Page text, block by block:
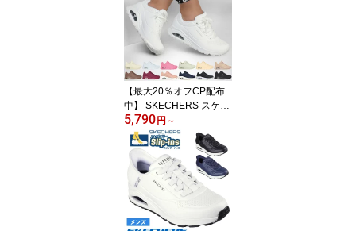
ウノ スタンド オン エア
UNO STAND ON AIR ス
トリート 普通幅 カジュ
アル 紐靴
【最大20％オフCP配布
中】 SKECHERS スケッ
チャーズ uno レディース
スニーカー 厚底 シュー
ズ エアクッション 7369
0 ウノ スタンド オン エ
ア UNO-STAND ON AIR
ストリート 普通幅 カジ
ュアル 紐靴
5,790 円 ～